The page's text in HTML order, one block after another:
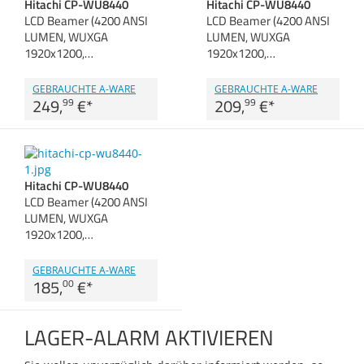
Zubehör
Hitachi CP-WU8440
LCD Beamer (4200 ANSI
LUMEN, WUXGA
1920x1200,…
GEBRAUCHTE A-WARE
249,99 €*
Hitachi CP-WU8440
LCD Beamer (4200 ANSI
LUMEN, WUXGA
1920x1200,…
GEBRAUCHTE A-WARE
209,99 €*
Hitachi CP-WU8440
LCD Beamer (4200 ANSI
LUMEN, WUXGA
1920x1200,…
GEBRAUCHTE A-WARE
185,00 €*
LAGER-ALARM AKTIVIEREN